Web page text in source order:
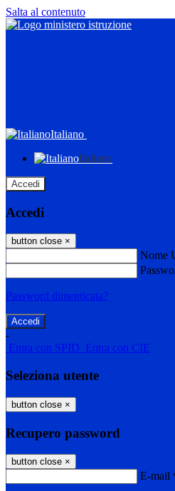
Salta al contenuto
Italiano
Italiano
Accedi
Accedi
button close ×
Nome
Password dimenticata?
-
Entra con SPID Entra con CIE
Seleziona utente
button close ×
Recupero password
button close ×
E-mail